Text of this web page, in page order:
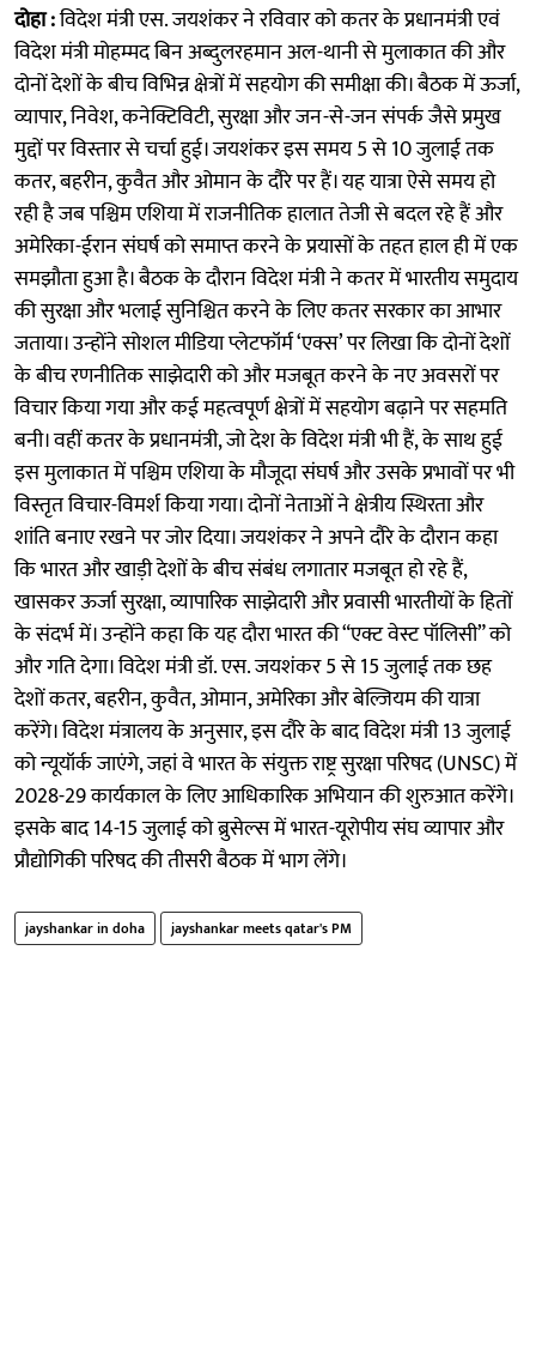
दोहा :विदेश मंत्री एस. जयशंकर ने रविवार को कतर के प्रधानमंत्री एवं
विदेश मंत्री मोहम्मद बिन अब्दुलरहमान अल-थानी से मुलाकात की और
दोनों देशों के बीच विभिन्न क्षेत्रों में सहयोग की समीक्षा की। बैठक में ऊर्जा,
व्यापार, निवेश, कनेक्टिविटी, सुरक्षा और जन-से-जन संपर्क जैसे प्रमुख
मुद्दों पर विस्तार से चर्चा हुई। जयशंकर इस समय 5 से 10 जुलाई तक
कतर, बहरीन, कुवैत और ओमान के दौरे पर हैं। यह यात्रा ऐसे समय हो
रही है जब पश्चिम एशिया में राजनीतिक हालात तेजी से बदल रहे हैं और
अमेरिका-ईरान संघर्ष को समाप्त करने के प्रयासों के तहत हाल ही में एक
समझौता हुआ है। बैठक के दौरान विदेश मंत्री ने कतर में भारतीय समुदाय
की सुरक्षा और भलाई सुनिश्चित करने के लिए कतर सरकार का आभार
जताया। उन्होंने सोशल मीडिया प्लेटफॉर्म ‘एक्स’ पर लिखा कि दोनों देशों
के बीच रणनीतिक साझेदारी को और मजबूत करने के नए अवसरों पर
विचार किया गया और कई महत्वपूर्ण क्षेत्रों में सहयोग बढ़ाने पर सहमति
बनी। वहीं कतर के प्रधानमंत्री, जो देश के विदेश मंत्री भी हैं, के साथ हुई
इस मुलाकात में पश्चिम एशिया के मौजूदा संघर्ष और उसके प्रभावों पर भी
विस्तृत विचार-विमर्श किया गया। दोनों नेताओं ने क्षेत्रीय स्थिरता और
शांति बनाए रखने पर जोर दिया। जयशंकर ने अपने दौरे के दौरान कहा
कि भारत और खाड़ी देशों के बीच संबंध लगातार मजबूत हो रहे हैं,
खासकर ऊर्जा सुरक्षा, व्यापारिक साझेदारी और प्रवासी भारतीयों के हितों
के संदर्भ में। उन्होंने कहा कि यह दौरा भारत की “एक्ट वेस्ट पॉलिसी” को
और गति देगा। विदेश मंत्री डॉ. एस. जयशंकर 5 से 15 जुलाई तक छह
देशों कतर, बहरीन, कुवैत, ओमान, अमेरिका और बेल्जियम की यात्रा
करेंगे। विदेश मंत्रालय के अनुसार, इस दौरे के बाद विदेश मंत्री 13 जुलाई
को न्यूयॉर्क जाएंगे, जहां वे भारत के संयुक्त राष्ट्र सुरक्षा परिषद (UNSC) में
2028-29 कार्यकाल के लिए आधिकारिक अभियान की शुरुआत करेंगे।
इसके बाद 14-15 जुलाई को ब्रुसेल्स में भारत-यूरोपीय संघ व्यापार और
प्रौद्योगिकी परिषद की तीसरी बैठक में भाग लेंगे।
jayshankar in doha jayshankar meets qatar's PM